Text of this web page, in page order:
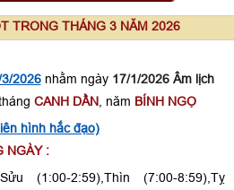
TRONG THÁNG 3 NĂM 2026
2026nhằm ngày 17/1/2026 Âm lịch
CANH DẦN, năm BÍNH NGỌ
hình hắc đạo)
NGÀY :
(1:00-2:59),Thìn (7:00-8:59),Tỵ